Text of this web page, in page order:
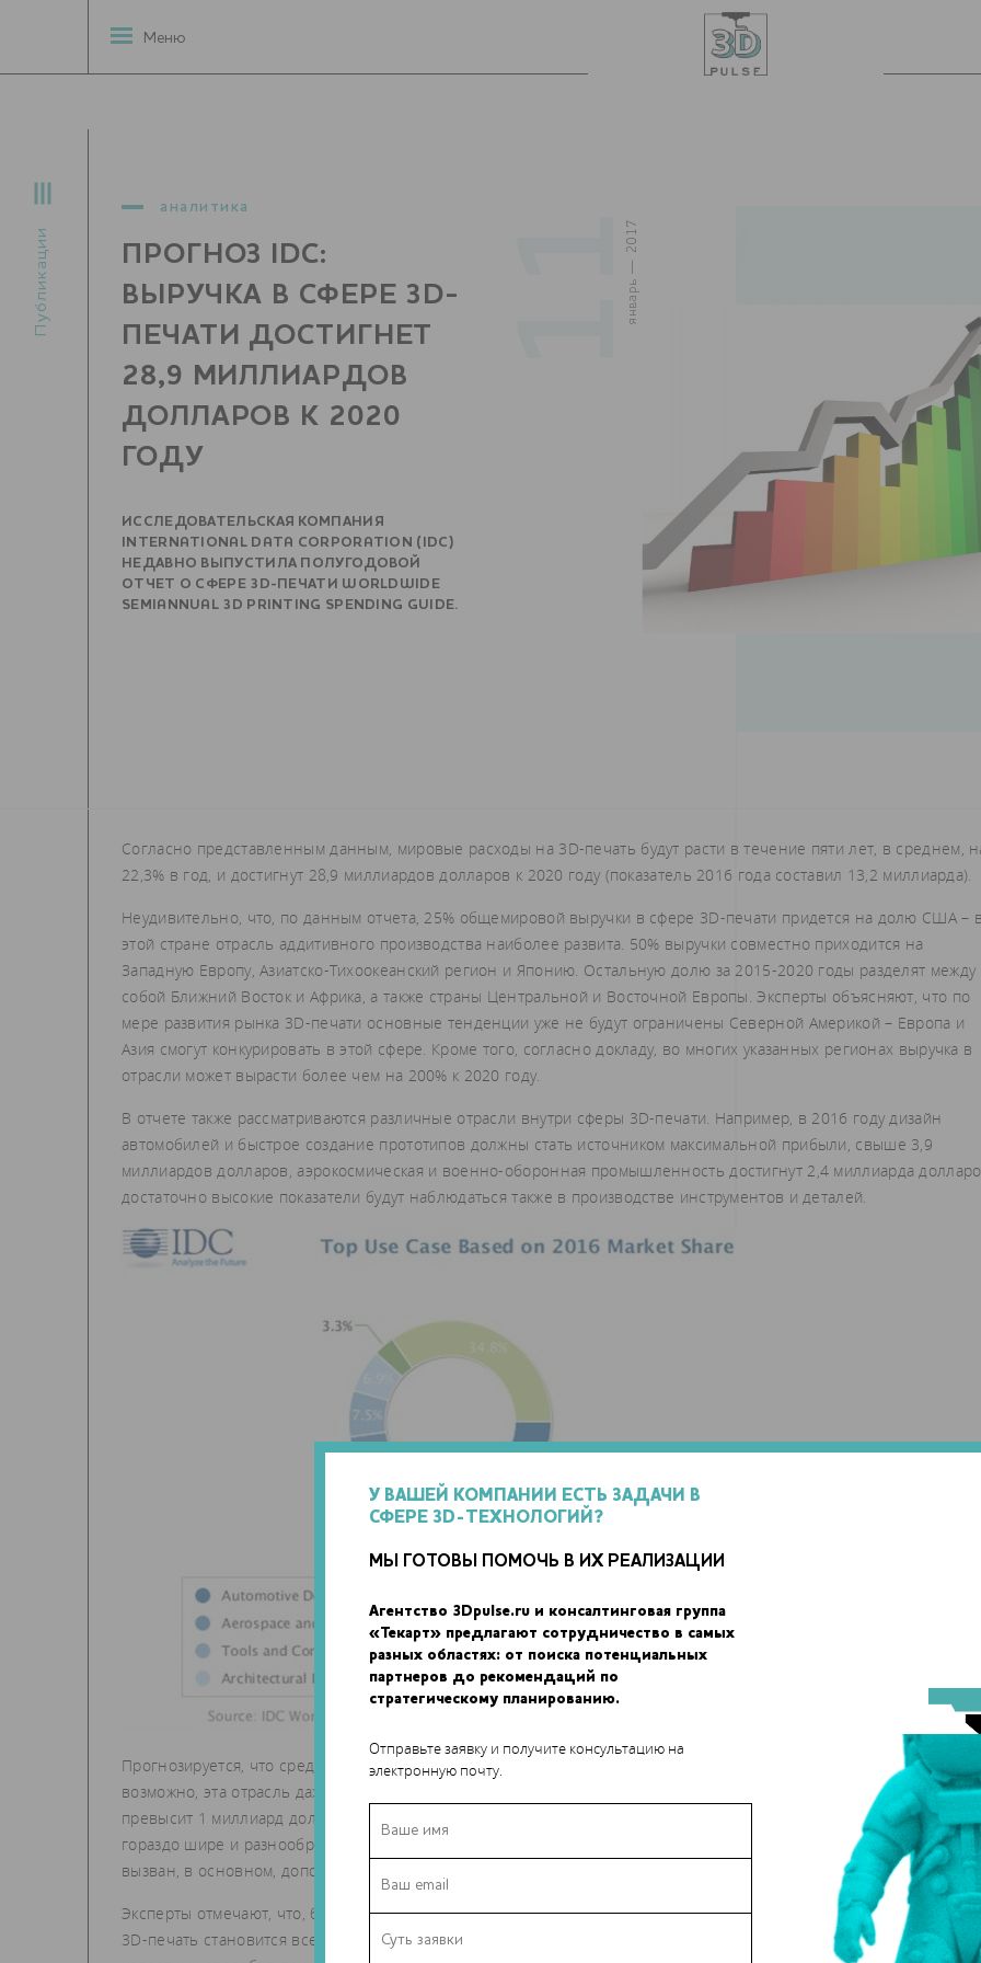
У ВАШЕЙ КОМПАНИИ ЕСТЬ ЗАДАЧИ В
СФЕРЕ 3D-ТЕХНОЛОГИЙ?
МЫ ГОТОВЫ ПОМОЧЬ В ИХ РЕАЛИЗАЦИИ
Агентство 3Dpulse.ru и консалтинговая группа
«Текарт» предлагают сотрудничество в самых
разных областях: от поиска потенциальных
партнеров до рекомендаций по
стратегическому планированию.
Отправьте заявку и получите консультацию на
электронную почту.
Публикации
Меню
аналитика
ПРОГНОЗ IDC:
ВЫРУЧКА В СФЕРЕ 3D-
ПЕЧАТИ ДОСТИГНЕТ
28,9 МИЛЛИАРДОВ
ДОЛЛАРОВ К 2020
ГОДУ
ИССЛЕДОВАТЕЛЬСКАЯ КОМПАНИЯ
INTERNATIONAL DATA CORPORATION (IDC)
НЕДАВНО ВЫПУСТИЛА ПОЛУГОДОВОЙ
ОТЧЕТ О СФЕРЕ 3D-ПЕЧАТИ WORLDWIDE
SEMIANNUAL 3D PRINTING SPENDING GUIDE.
11
январь — 2017
Согласно представленным данным, мировые расходы на 3D-печать будут расти в течение пяти лет, в среднем,
22,3% в год, и достигнут 28,9 миллиардов долларов к 2020 году (показатель 2016 года составил 13,2 миллиарда).
Неудивительно, что, по данным отчета, 25% общемировой выручки в сфере 3D-печати придется на долю США –
этой стране отрасль аддитивного производства наиболее развита. 50% выручки совместно приходится на
Западную Европу, Азиатско-Тихоокеанский регион и Японию. Остальную долю за 2015-2020 годы разделят между
собой Ближний Восток и Африка, а также страны Центральной и Восточной Европы. Эксперты объясняют, что по
мере развития рынка 3D-печати основные тенденции уже не будут ограничены Северной Америкой – Европа и
Азия смогут конкурировать в этой сфере. Кроме того, согласно докладу, во многих указанных регионах выручка в
отрасли может вырасти более чем на 200% к 2020 году.
В отчете также рассматриваются различные отрасли внутри сферы 3D-печати. Например, в 2016 году дизайн
автомобилей и быстрое создание прототипов должны стать источником максимальной прибыли, свыше 3,9
миллиардов долларов, аэрокосмическая и военно-оборонная промышленность достигнут 2,4 миллиарда
достаточно высокие показатели будут наблюдаться также в производстве инструментов и деталей.
Прогнозируется, что среди изменений в 2015-2020 годах будет рост трат в стоматологической 3D-печати –
возможно, эта отрасль даже выйдет на третье место, тогда как в медицинской и потребительской сфере выручка
превысит 1 миллиард долларов. В целом ожидается, что к 2020 году применение 3D-печати в медицине будет
гораздо шире и разнообразнее – выручка составит более 3,1 миллиарда долларов. По словам IDC, рост будет
вызван, в основном, дополнительными инвестициями медицинских компаний в США и Западной Европе.
Эксперты отмечают, что, благодаря широкому ассортименту 3D-принтеров и материалов, а также снижению цен,
3D-печать становится все гибче и привлекательнее для различных задач. Помимо этого, рыночная доля уже